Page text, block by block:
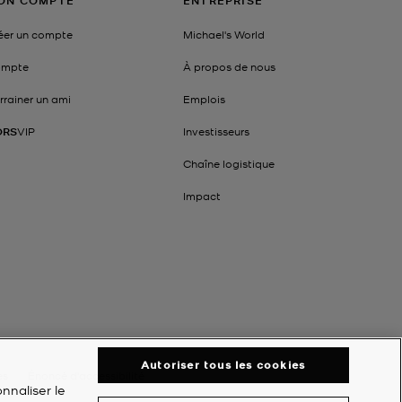
un compte
un ami
VIP
Michael's World
À propos de nous
Emplois
Investisseurs
Chaîne logistique
Impact
le
Autoriser tous les cookies